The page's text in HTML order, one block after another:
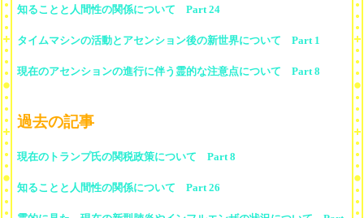
知ることと人間性の関係について Part 24
タイムマシンの活動とアセンション後の新世界について Part 1
現在のアセンションの進行に伴う霊的な注意点について Part 8
過去の記事
現在のトランプ氏の関税政策について Part 8
知ることと人間性の関係について Part 26